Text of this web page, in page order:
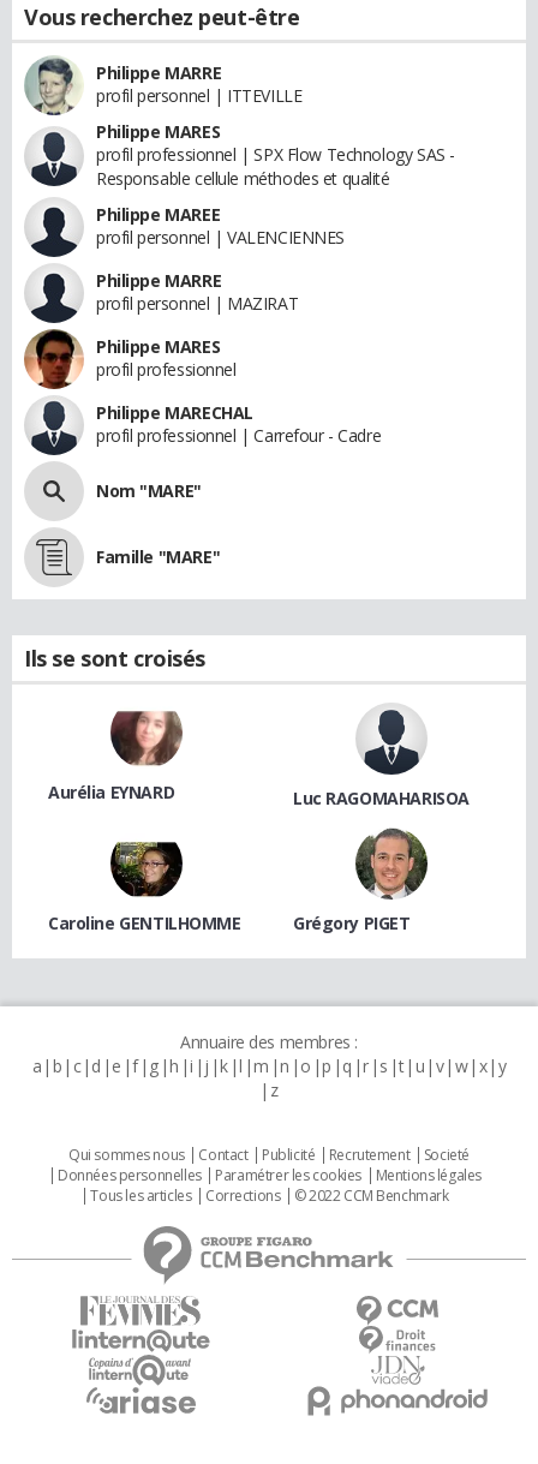
Vous recherchez peut-être
Philippe MARRE
profil personnel | ITTEVILLE
Philippe MARES
profil professionnel | SPX Flow Technology SAS -
Responsable cellule méthodes et qualité
Philippe MAREE
profil personnel | VALENCIENNES
Philippe MARRE
profil personnel | MAZIRAT
Philippe MARES
profil professionnel
Philippe MARECHAL
profil professionnel | Carrefour - Cadre
Nom "MARE"
Famille "MARE"
Ils se sont croisés
Aurélia EYNARD Luc RAGOMAHARISOA
Caroline GENTILHOMME Grégory PIGET
Annuaire des membres :
a b c d e f g h i j k l m n o p q r s t u v w x y
z
Qui sommes nous Contact Publicité Recrutement
Societé
Données personnelles
Paramétrer les cookies
Mentions légales
Tous les articles
Corrections © 2022 CCM Benchmark